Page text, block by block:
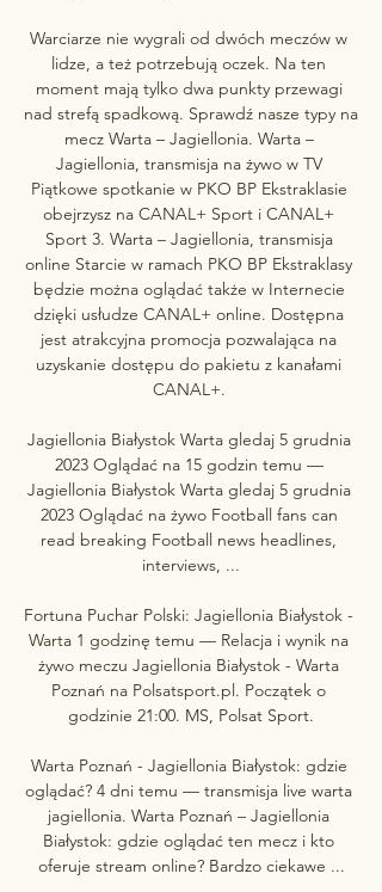
Warciarze nie wygrali od dwóch meczów w
lidze, a też potrzebują oczek. Na ten
moment mają tylko dwa punkty przewagi
nad strefą spadkową. Sprawdź nasze typy na
mecz Warta – Jagiellonia. Warta –
Jagiellonia, transmisja na żywo w TV
Piątkowe spotkanie w PKO BP Ekstraklasie
obejrzysz na CANAL+ Sport i CANAL+
Sport 3. Warta – Jagiellonia, transmisja
online Starcie w ramach PKO BP Ekstraklasy
będzie można oglądać także w Internecie
dzięki usłudze CANAL+ online. Dostępna
jest atrakcyjna promocja pozwalająca na
uzyskanie dostępu do pakietu z kanałami
CANAL+.
Jagiellonia Białystok Warta gledaj 5 grudnia
2023 Oglądać na 15 godzin temu —
Jagiellonia Białystok Warta gledaj 5 grudnia
2023 Oglądać na żywo Football fans can
read breaking Football news headlines,
interviews, ...
Fortuna Puchar Polski: Jagiellonia Białystok -
Warta 1 godzinę temu — Relacja i wynik na
żywo meczu Jagiellonia Białystok - Warta
Poznań na Polsatsport.pl. Początek o
godzinie 21:00. MS, Polsat Sport.
Warta Poznań - Jagiellonia Białystok: gdzie
oglądać? 4 dni temu — transmisja live warta
jagiellonia. Warta Poznań – Jagiellonia
Białystok: gdzie oglądać ten mecz i kto
oferuje stream online? Bardzo ciekawe ...